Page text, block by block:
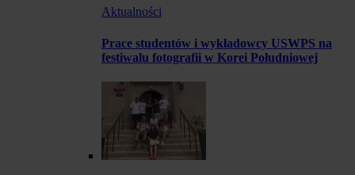
Aktualności
Prace studentów i wykładowcy USWPS na
festiwalu fotografii w Korei Południowej